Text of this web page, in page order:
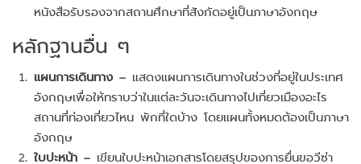
หนังสือรับรองจากสถานศึกษาที่สังกัดอยู่เป็นภาษาอังกฤษ
หลักฐานอื่น ๆ
แผนการเดินทาง –แสดงแผนการเดินทางในช่วงที่อยู่ในประเทศ
อังกฤษเพื่อให้ทราบว่าในแต่ละวันจะเดินทางไปเที่ยวเมืองอะไร
สถานที่ท่องเที่ยวไหน พักที่ใดบ้าง โดยแผนทั้งหมดต้องเป็นภาษา
อังกฤษ
ใบปะหน้า –เขียนใบปะหน้าเอกสารโดยสรุปของการยื่นขอวีซ่า